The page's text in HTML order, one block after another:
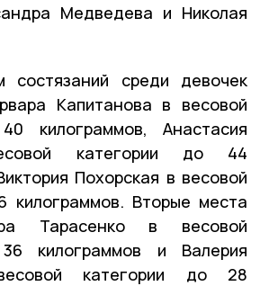
Медведева и Николая
состязаний среди девочек
Капитанова в весовой
килограммов, Анастасия
категории до 44
Похорская в весовой
килограммов. Вторые места
Тарасенко в весовой
килограммов и Валерия
категории до 28